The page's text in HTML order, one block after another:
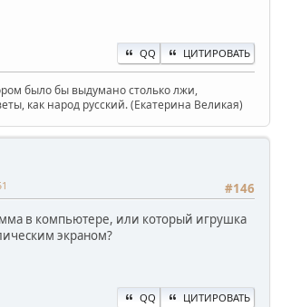
QQ ЦИТИРОВАТЬ
было бы выдумано столько лжи,
как народ русский. (Екатерина Великая)
#146
в компьютере, или который игрушка
экраном?
QQ ЦИТИРОВАТЬ